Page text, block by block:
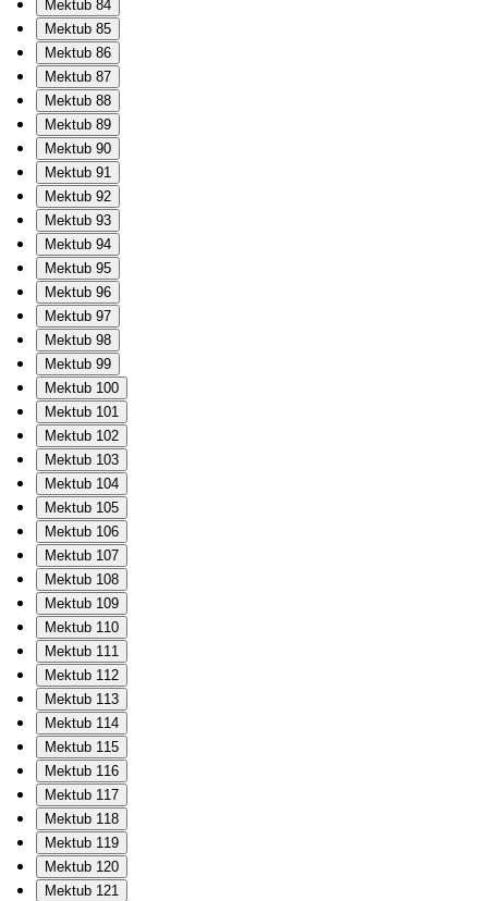
Mektub 84
Mektub 85
Mektub 86
Mektub 87
Mektub 88
Mektub 89
Mektub 90
Mektub 91
Mektub 92
Mektub 93
Mektub 94
Mektub 95
Mektub 96
Mektub 97
Mektub 98
Mektub 99
Mektub 100
Mektub 101
Mektub 102
Mektub 103
Mektub 104
Mektub 105
Mektub 106
Mektub 107
Mektub 108
Mektub 109
Mektub 110
Mektub 111
Mektub 112
Mektub 113
Mektub 114
Mektub 115
Mektub 116
Mektub 117
Mektub 118
Mektub 119
Mektub 120
Mektub 121